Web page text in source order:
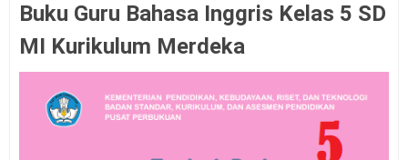
Buku Guru Bahasa Inggris Kelas 5 SD
MI Kurikulum Merdeka